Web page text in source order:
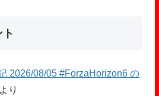
2026/08/05 #ForzaHorizon6 の
より